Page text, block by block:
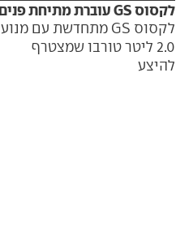
לקסוס GS עוברת מתיחת פנים
לקסוס GS מתחדשת עם מנוע
2.0 ליטר טורבו שמצטרף
להיצע